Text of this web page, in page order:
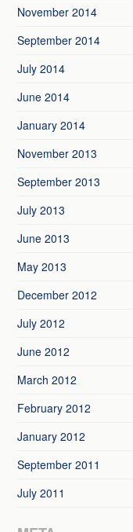
November 2014
September 2014
July 2014
June 2014
January 2014
November 2013
September 2013
July 2013
June 2013
May 2013
December 2012
July 2012
June 2012
March 2012
February 2012
January 2012
September 2011
July 2011